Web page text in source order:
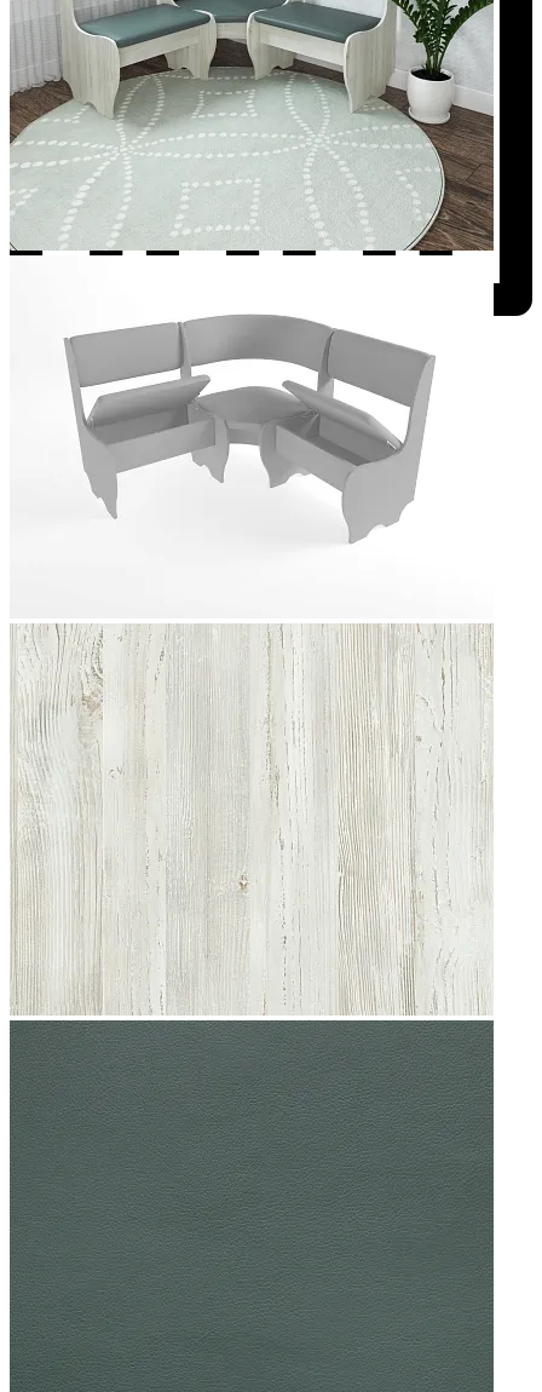
Добавить к сравнению